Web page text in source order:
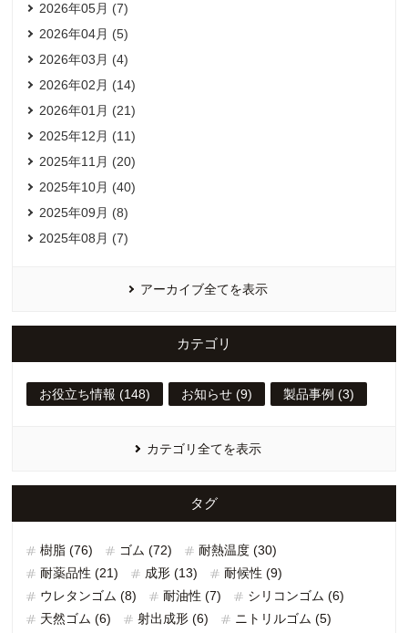
2026年05月 (7)
2026年04月 (5)
2026年03月 (4)
2026年02月 (14)
2026年01月 (21)
2025年12月 (11)
2025年11月 (20)
2025年10月 (40)
2025年09月 (8)
2025年08月 (7)
アーカイブ全てを表示
カテゴリ
お役立ち情報 (148) お知らせ (9) 製品事例 (3)
カテゴリ全てを表示
タグ
樹脂 (76) ゴム (72)
耐熱温度 (30)
耐薬品性 (21)
成形 (13)
耐候性 (9)
ウレタンゴム (8)
耐油性 (7)
シリコンゴム (6)
天然ゴム (6)
射出成形 (6)
ニトリルゴム (5)